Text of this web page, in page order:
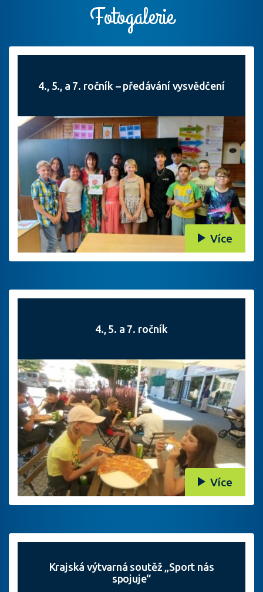
Fotogalerie
4., 5., a 7. ročník – předávání vysvědčení
Více
4., 5. a 7. ročník
Více
Krajská výtvarná soutěž „Sport nás
spojuje“